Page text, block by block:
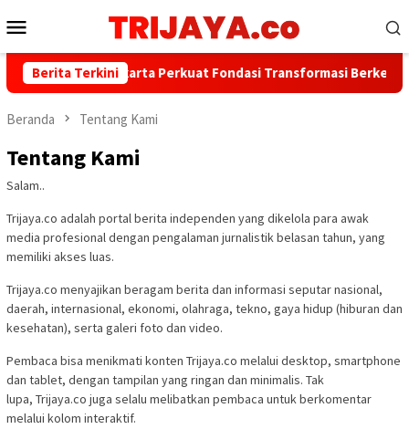
ke
Mobile
Berita Terkini
Bank Jakarta Perkuat Fondasi Transformasi
Beranda Tentang Kami
Tentang Kami
Salam..
Trijaya.co adalah portal berita independen yang dikelola para awak
media profesional dengan pengalaman jurnalistik belasan tahun, yang
memiliki akses luas.
Trijaya.co menyajikan beragam berita dan informasi seputar nasional,
daerah, internasional, ekonomi, olahraga, tekno, gaya hidup (hiburan dan
kesehatan), serta galeri foto dan video.
Pembaca bisa menikmati konten Trijaya.co melalui desktop, smartphone
dan tablet, dengan tampilan yang ringan dan minimalis. Tak
lupa, Trijaya.co juga selalu melibatkan pembaca untuk berkomentar
melalui kolom interaktif.